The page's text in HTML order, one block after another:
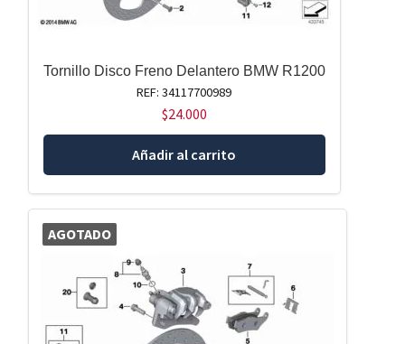
Tornillo Disco Freno Delantero BMW R1200
REF: 34117700989
$24.000
Añadir al carrito
AGOTADO